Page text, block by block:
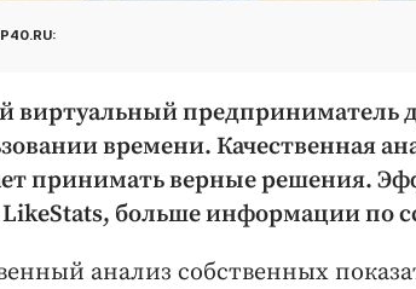
виртуальный предприниматель
времени. Качественная
принимать верные решения.
LikeStats, больше информации по
анализ собственных